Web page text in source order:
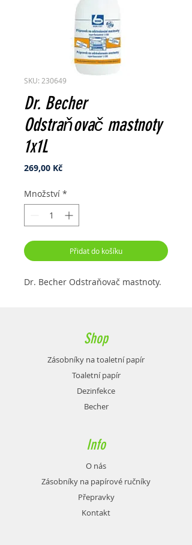
SKU: 230649
Dr. Becher
Odstraňovač mastnoty
1x1L
269,00 KčCena
Množství *
Přidat do košíku
Dr. Becher Odstraňovač mastnoty.
Shop
Zásobníky na toaletní papír
Toaletní papír
Dezinfekce
Becher
Info
O nás
Zásobníky na papírové ručníky
Přepravky
Kontakt